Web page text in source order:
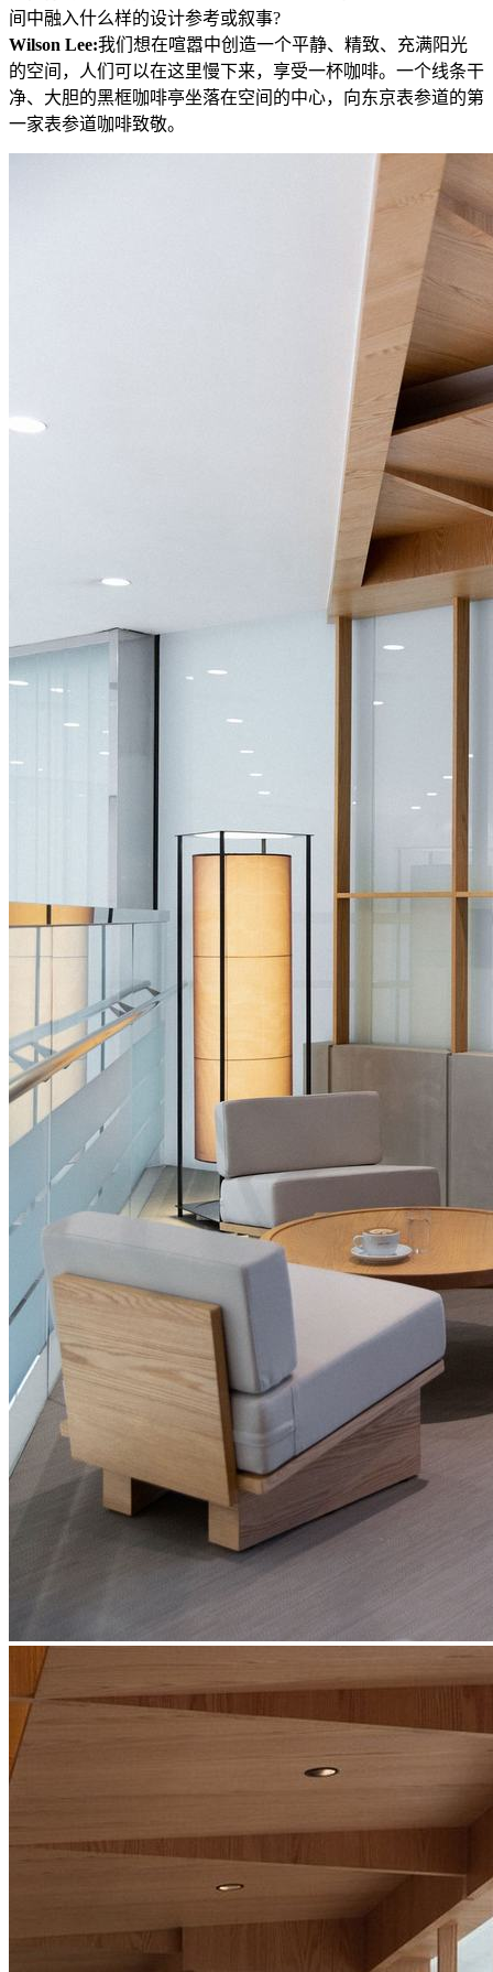
间中融入什么样的设计参考或叙事?
Wilson Lee:我们想在喧嚣中创造一个平静、精致、充满阳光
的空间，人们可以在这里慢下来，享受一杯咖啡。一个线条干
净、大胆的黑框咖啡亭坐落在空间的中心，向东京表参道的第
一家表参道咖啡致敬。